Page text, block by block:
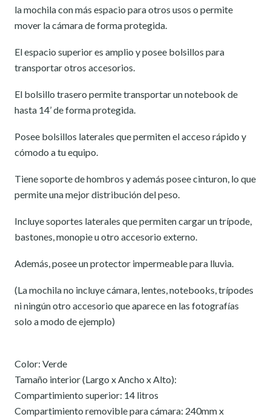
la mochila con más espacio para otros usos o permite
mover la cámara de forma protegida.
El espacio superior es amplio y posee bolsillos para
transportar otros accesorios.
El bolsillo trasero permite transportar un notebook de
hasta 14’ de forma protegida.
Posee bolsillos laterales que permiten el acceso rápido y
cómodo a tu equipo.
Tiene soporte de hombros y además posee cinturon, lo que
permite una mejor distribución del peso.
Incluye soportes laterales que permiten cargar un trípode,
bastones, monopie u otro accesorio externo.
Además, posee un protector impermeable para lluvia.
(La mochila no incluye cámara, lentes, notebooks, trípodes
ni ningún otro accesorio que aparece en las fotografías
solo a modo de ejemplo)
Color: Verde
Tamaño interior (Largo x Ancho x Alto):
Compartimiento superior: 14 litros
Compartimiento removible para cámara: 240mm x